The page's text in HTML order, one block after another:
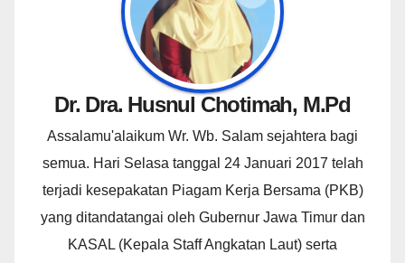
Dr. Dra. Husnul Chotimah, M.Pd
Assalamu'alaikum Wr. Wb. Salam sejahtera bagi
semua. Hari Selasa tanggal 24 Januari 2017 telah
terjadi kesepakatan Piagam Kerja Bersama (PKB)
yang ditandatangai oleh Gubernur Jawa Timur dan
KASAL (Kepala Staff Angkatan Laut) serta